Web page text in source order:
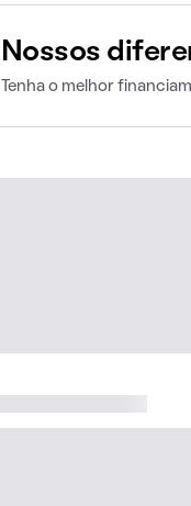
Nossos
Tenha o melhor